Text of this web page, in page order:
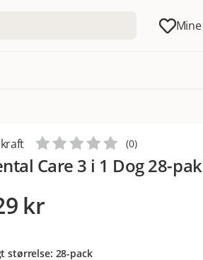
Care 3 i 1 Dog 28-
(0)
kr
størrelse: 28-pack